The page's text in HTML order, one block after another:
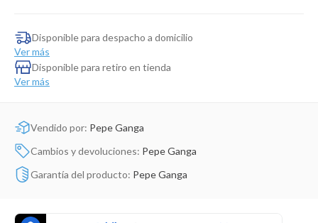
Disponible para despacho a domicilio
Ver más
Disponible para retiro en tienda
Ver más
Vendido por: Pepe Ganga
Cambios y devoluciones: Pepe Ganga
Garantía del producto: Pepe Ganga